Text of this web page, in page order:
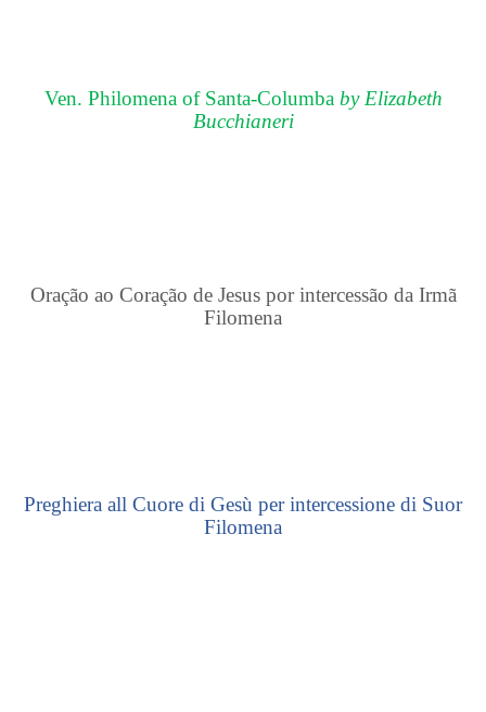
Ven. Philomena of Santa-Columba by Elizabeth
Bucchianeri
Oração ao Coração de Jesus por intercessão da Irmã
Filomena
Preghiera all Cuore di Gesù per intercessione di Suor
Filomena